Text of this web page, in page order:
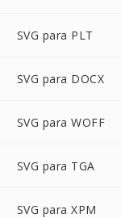
SVG para PLT
SVG para DOCX
SVG para WOFF
SVG para TGA
SVG para XPM